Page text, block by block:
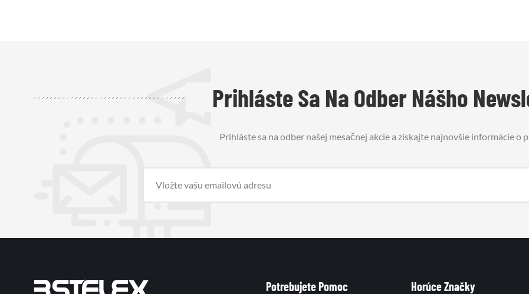
Prihláste Sa Na Odber Nášho
Prihláste sa na odber našej mesačnej akcie a získajte najnovšie informácie o
Potrebujete Pomoc Horúce Značky